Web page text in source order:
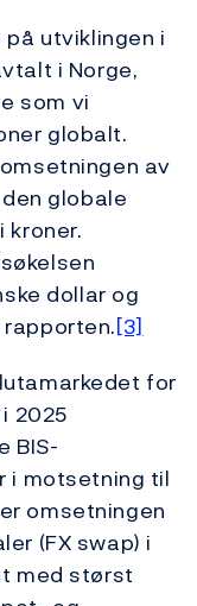
utviklingen i
i Norge,
som vi
globalt.
av
globale
dollar og
[3]
for
2025
BIS-
i motsetning til
omsetningen
(FX swap) i
med størst